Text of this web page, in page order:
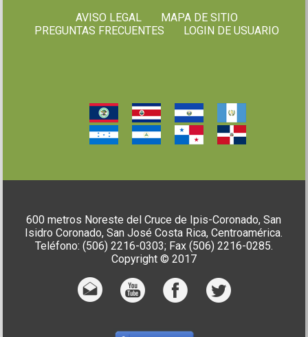
AVISO LEGAL
MAPA DE SITIO
PREGUNTAS FRECUENTES
LOGIN DE USUARIO
600 metros Noreste del Cruce de Ipis-Coronado, San
Isidro Coronado, San José Costa Rica, Centroamérica.
Teléfono: (506) 2216-0303; Fax (506) 2216-0285.
Copyright © 2017